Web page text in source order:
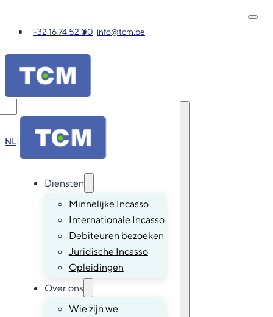
+32 16 74 52 00 info@tcm.be
NL| DE
Diensten
Minnelijke Incasso
Internationale Incasso
Debiteuren bezoeken
Juridische Incasso
Opleidingen
Over ons
Wie zijn we